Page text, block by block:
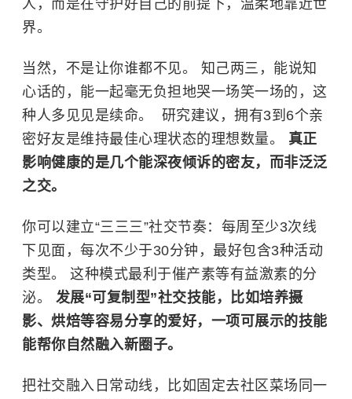
人，而是在守护好自己的前提下，温柔地靠近世
界。
当然，不是让你谁都不见。 知己两三，能说知
心话的，能一起毫无负担地哭一场笑一场的，这
种人多见见是续命。 ​ 研究建议，拥有3到6个亲
密好友是维持最佳心理状态的理想数量。 真正
影响健康的是几个能深夜倾诉的密友，而非泛泛
之交。
你可以建立“三三三”社交节奏：每周至少3次线
下见面，每次不少于30分钟，最好包含3种活动
类型。 这种模式最利于催产素等有益激素的分
泌。 发展“可复制型”社交技能，比如培养摄
影、烘焙等容易分享的爱好，一项可展示的技能
能帮你自然融入新圈子。
把社交融入日常动线，比如固定去社区菜场同一